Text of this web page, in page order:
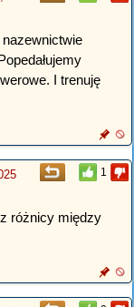
nazewnictwie
I trenuję
1
różnicy między